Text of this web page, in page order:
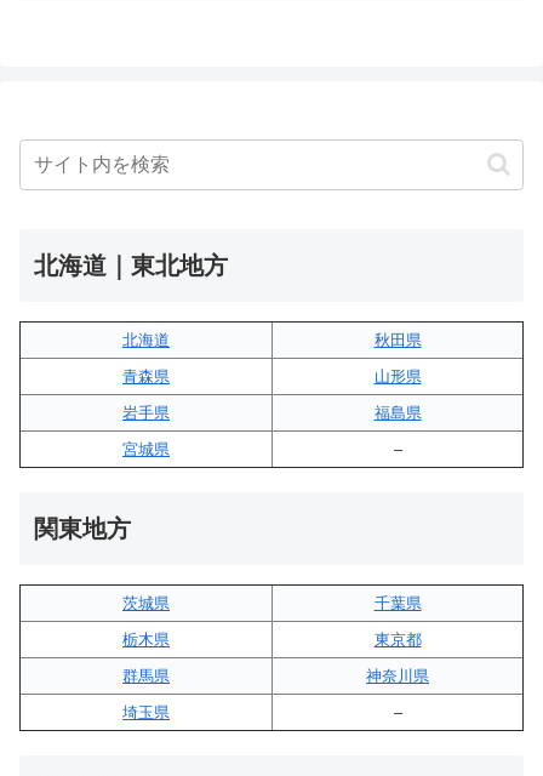
北海道｜東北地方
北海道
秋田県
青森県
山形県
岩手県
福島県
宮城県
–
関東地方
茨城県
千葉県
栃木県
東京都
群馬県
神奈川県
埼玉県
–